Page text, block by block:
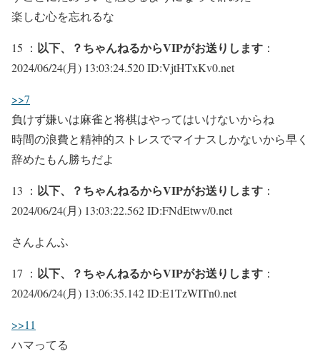
楽しむ心を忘れるな
15 ： 以下、？ちゃんねるからVIPがお送りします ：
2024/06/24(月) 13:03:24.520 ID:VjtHTxKv0.net
>>7
負けず嫌いは麻雀と将棋はやってはいけないからね
時間の浪費と精神的ストレスでマイナスしかないから早く
辞めたもん勝ちだよ
13 ： 以下、？ちゃんねるからVIPがお送りします ：
2024/06/24(月) 13:03:22.562 ID:FNdEtwv/0.net
さんよんふ
17 ： 以下、？ちゃんねるからVIPがお送りします ：
2024/06/24(月) 13:06:35.142 ID:E1TzWITn0.net
>>11
ハマってる